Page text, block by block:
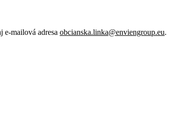
e-mailová adresa obcianska.linka@enviengroup.eu.